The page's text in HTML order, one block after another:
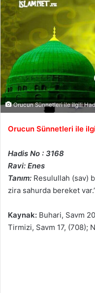
Orucun Sünnetleri ile ilgili
Orucun Sünnetleri ile
Hadis No : 3168
Ravi: Enes
Tanım: Resulullah (sav)
zira sahurda bereket
Kaynak: Buhari, Savm
Tirmizi, Savm 17, (708);